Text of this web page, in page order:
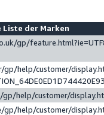
Liste der Marken
gp/
help/customer/
help/customer/
help/customer/